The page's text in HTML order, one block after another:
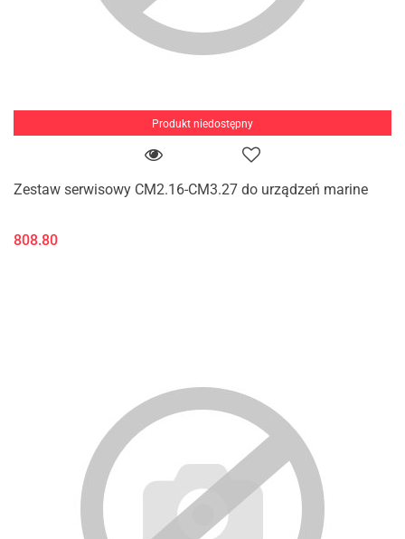
Produkt niedostępny
Zestaw serwisowy CM2.16-CM3.27 do urządzeń marine
808.80